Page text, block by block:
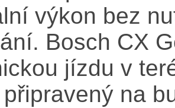
výkon bez
Bosch CX
jízdu v
na